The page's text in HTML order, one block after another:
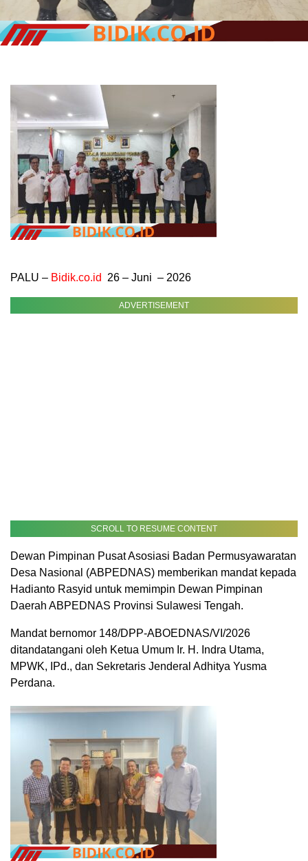
PALU – Bidik.co.id 26 – Juni – 2026
ADVERTISEMENT
SCROLL TO RESUME CONTENT
Dewan Pimpinan Pusat Asosiasi Badan Permusyawaratan
Desa Nasional (ABPEDNAS) memberikan mandat kepada
Hadianto Rasyid untuk memimpin Dewan Pimpinan
Daerah ABPEDNAS Provinsi Sulawesi Tengah.
Mandat bernomor 148/DPP-ABOEDNAS/VI/2026
ditandatangani oleh Ketua Umum Ir. H. Indra Utama,
MPWK, IPd., dan Sekretaris Jenderal Adhitya Yusma
Perdana.